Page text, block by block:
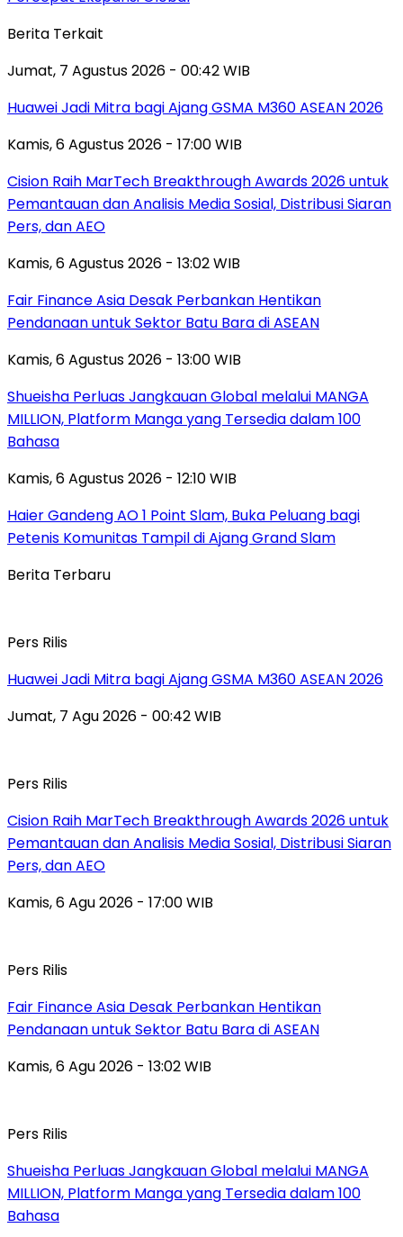
Berita Terkait
Jumat, 7 Agustus 2026 - 00:42 WIB
Huawei Jadi Mitra bagi Ajang GSMA M360 ASEAN 2026
Kamis, 6 Agustus 2026 - 17:00 WIB
Cision Raih MarTech Breakthrough Awards 2026 untuk
Pemantauan dan Analisis Media Sosial, Distribusi Siaran
Pers, dan AEO
Kamis, 6 Agustus 2026 - 13:02 WIB
Fair Finance Asia Desak Perbankan Hentikan
Pendanaan untuk Sektor Batu Bara di ASEAN
Kamis, 6 Agustus 2026 - 13:00 WIB
Shueisha Perluas Jangkauan Global melalui MANGA
MILLION, Platform Manga yang Tersedia dalam 100
Bahasa
Kamis, 6 Agustus 2026 - 12:10 WIB
Haier Gandeng AO 1 Point Slam, Buka Peluang bagi
Petenis Komunitas Tampil di Ajang Grand Slam
Berita Terbaru
Pers Rilis
Huawei Jadi Mitra bagi Ajang GSMA M360 ASEAN 2026
Jumat, 7 Agu 2026 - 00:42 WIB
Pers Rilis
Cision Raih MarTech Breakthrough Awards 2026 untuk
Pemantauan dan Analisis Media Sosial, Distribusi Siaran
Pers, dan AEO
Kamis, 6 Agu 2026 - 17:00 WIB
Pers Rilis
Fair Finance Asia Desak Perbankan Hentikan
Pendanaan untuk Sektor Batu Bara di ASEAN
Kamis, 6 Agu 2026 - 13:02 WIB
Pers Rilis
Shueisha Perluas Jangkauan Global melalui MANGA
MILLION, Platform Manga yang Tersedia dalam 100
Bahasa